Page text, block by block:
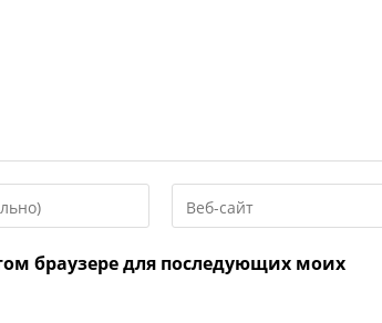
URL
веб-
браузере для последующих моих